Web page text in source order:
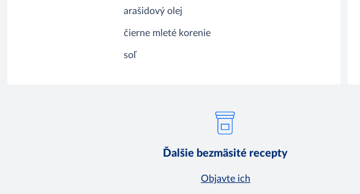
arašidový olej
čierne mleté korenie
soľ
Ďalšie bezmäsité recepty
Objavte ich